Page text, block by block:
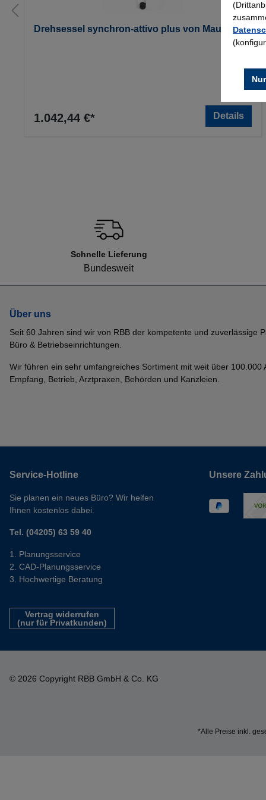
Drehsessel synchron-attivo plus von Mauser
1.042,44 €* Details
Schnelle Lieferung
Bundesweit
Über uns
Seit 60 Jahren sind wir von RBB der kompetente und zuverlässige
Büro & Betriebseinrichtungen.
Wir führen ein sehr umfangreiches Sortiment mit weit über 100.000
Empfang, Betrieb, Arztpraxen, Behörden und Kanzleien.
Service-Hotline
Sie planen ein neues Büro? Wir helfen
Ihnen kostenlos dabei.
Tel. (04205) 63 59 40
Planungsservice
CAD-Planungsservice
Hochwertige Beratung
Vertrag widerrufen
(nur für Privatkunden)
Unsere
© 2026 Copyright RBB GmbH & Co. KG
*Alle Preise inkl.